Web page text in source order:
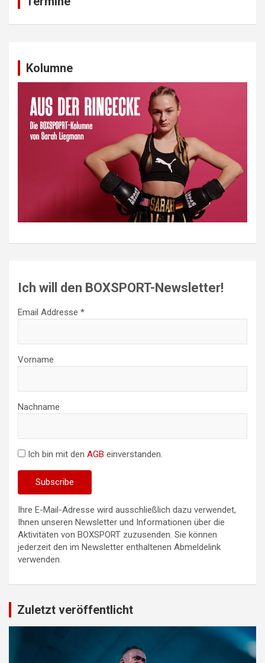
Kolumne
Ich will den BOXSPORT-Newsletter!
Email Addresse *
Vorname
Nachname
Ich bin mit den AGB einverstanden.
Ihre E-Mail-Adresse wird ausschließlich dazu verwendet,
Ihnen unseren Newsletter und Informationen über die
Aktivitäten von BOXSPORT zuzusenden. Sie können
jederzeit den im Newsletter enthaltenen Abmeldelink
verwenden.
Zuletzt veröffentlicht